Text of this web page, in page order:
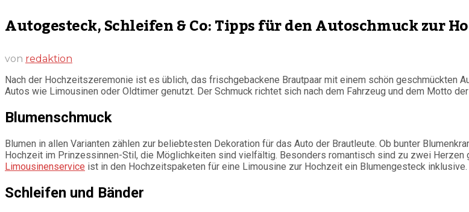
Autogesteck, Schleifen & Co: Tipps für den Autoschmuck zur
von redaktion
Nach der Hochzeitszeremonie ist es üblich, das frischgebackene Brautpaar mit einem schön geschmückten
Autos wie Limousinen oder Oldtimer genutzt. Der Schmuck richtet sich nach dem Fahrzeug und dem Motto
Blumenschmuck
Blumen in allen Varianten zählen zur beliebtesten Dekoration für das Auto der Brautleute. Ob bunter
Hochzeit im Prinzessinnen-Stil, die Möglichkeiten sind vielfältig. Besonders romantisch sind zu zwei Herzen
Limousinenservice ist in den Hochzeitspaketen für eine Limousine zur Hochzeit ein Blumengesteck inklusive.
Schleifen und Bänder